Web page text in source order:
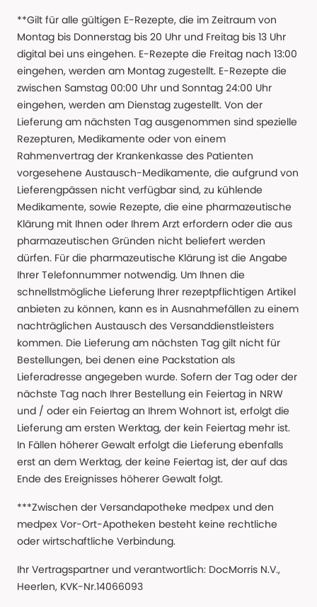
**Gilt für alle gültigen E-Rezepte, die im Zeitraum von
Montag bis Donnerstag bis 20 Uhr und Freitag bis 13 Uhr
digital bei uns eingehen. E-Rezepte die Freitag nach 13:00
eingehen, werden am Montag zugestellt. E-Rezepte die
zwischen Samstag 00:00 Uhr und Sonntag 24:00 Uhr
eingehen, werden am Dienstag zugestellt. Von der
Lieferung am nächsten Tag ausgenommen sind spezielle
Rezepturen, Medikamente oder von einem
Rahmenvertrag der Krankenkasse des Patienten
vorgesehene Austausch-Medikamente, die aufgrund von
Lieferengpässen nicht verfügbar sind, zu kühlende
Medikamente, sowie Rezepte, die eine pharmazeutische
Klärung mit Ihnen oder Ihrem Arzt erfordern oder die aus
pharmazeutischen Gründen nicht beliefert werden
dürfen. Für die pharmazeutische Klärung ist die Angabe
Ihrer Telefonnummer notwendig. Um Ihnen die
schnellstmögliche Lieferung Ihrer rezeptpflichtigen Artikel
anbieten zu können, kann es in Ausnahmefällen zu einem
nachträglichen Austausch des Versanddienstleisters
kommen. Die Lieferung am nächsten Tag gilt nicht für
Bestellungen, bei denen eine Packstation als
Lieferadresse angegeben wurde. Sofern der Tag oder der
nächste Tag nach Ihrer Bestellung ein Feiertag in NRW
und / oder ein Feiertag an Ihrem Wohnort ist, erfolgt die
Lieferung am ersten Werktag, der kein Feiertag mehr ist.
In Fällen höherer Gewalt erfolgt die Lieferung ebenfalls
erst an dem Werktag, der keine Feiertag ist, der auf das
Ende des Ereignisses höherer Gewalt folgt.
***Zwischen der Versandapotheke medpex und den
medpex Vor-Ort-Apotheken besteht keine rechtliche
oder wirtschaftliche Verbindung.
Ihr Vertragspartner und verantwortlich: DocMorris N.V.,
Heerlen, KVK-Nr.14066093